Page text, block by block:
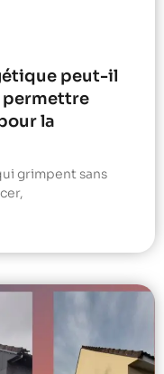
peut-il
permettre
la
grimpent sans